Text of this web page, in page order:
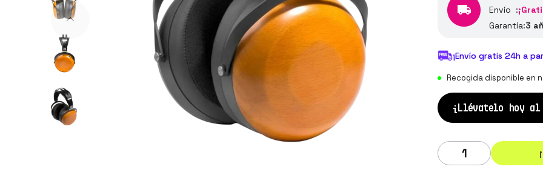
Envío :
Garantía:3
¡Envío gratis 24h a
Recogida disponible en
¡Llévatelo hoy